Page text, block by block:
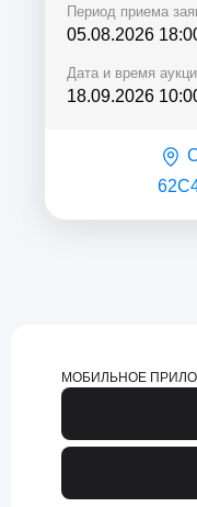
Период приема
05.08.2026
Дата и время
18.09.2026
МОБИЛЬНОЕ